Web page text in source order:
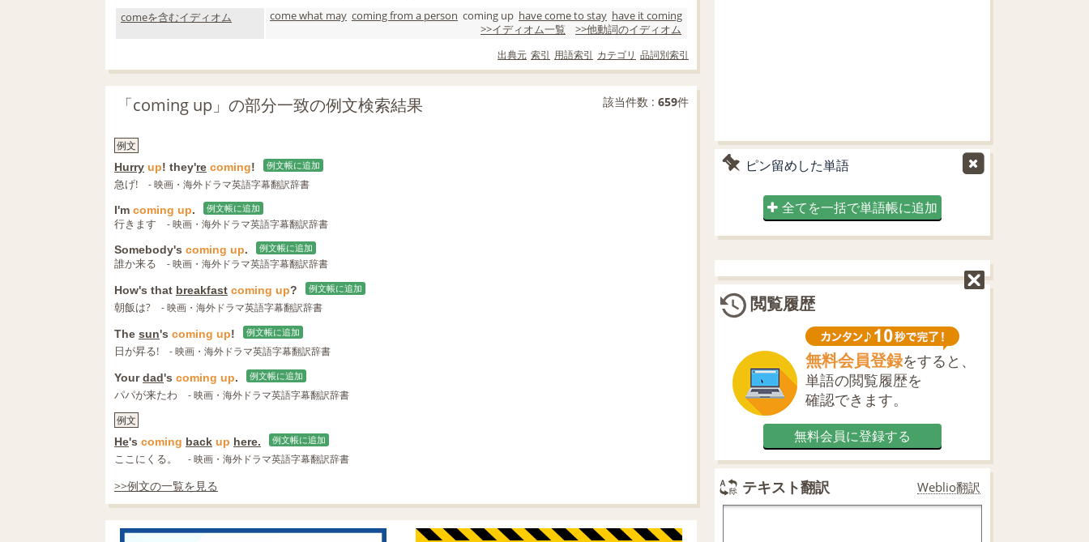
comeを含むイディオム come what may coming from a person coming up have come to stay have it coming
>>イディオム一覧
>>他動詞のイディオム
出典元 索引 用語索引 カテゴリ 品詞別索引
「coming up」の部分一致の例文検索結果 該当件数 : 659件
例文
Hurry up! they're coming! 例文帳に追加
急げ! - 映画・海外ドラマ英語字幕翻訳辞書
I'm coming up. 例文帳に追加
行きます - 映画・海外ドラマ英語字幕翻訳辞書
Somebody's coming up. 例文帳に追加
誰か来る - 映画・海外ドラマ英語字幕翻訳辞書
How's that breakfast coming up? 例文帳に追加
朝飯は? - 映画・海外ドラマ英語字幕翻訳辞書
The sun's coming up! 例文帳に追加
日が昇る! - 映画・海外ドラマ英語字幕翻訳辞書
Yourdad's coming up. 例文帳に追加
パパが来たわ
- 映画・海外ドラマ英語字幕翻訳辞書
例文
He's coming back up here. 例文帳に追加
ここにくる。 - 映画・海外ドラマ英語字幕翻訳辞書
>>例文の一覧を見る
ピン留めした単語
全てを一括で単語帳に追加
閲覧履歴
無料会員登録をすると、
単語の閲覧履歴を
確認できます。
無料会員に登録する
テキスト翻訳 Weblio翻訳